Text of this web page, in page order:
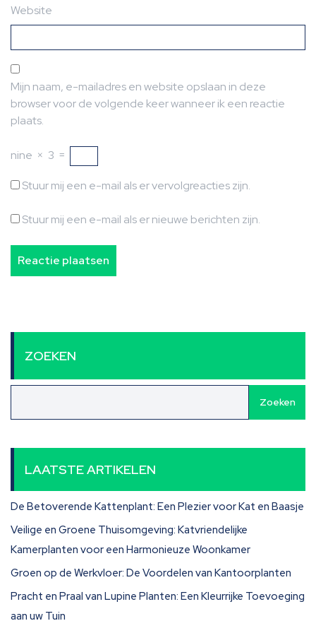
Website
Mijn naam, e-mailadres en website opslaan in deze
browser voor de volgende keer wanneer ik een reactie
plaats.
nine × 3 =
Stuur mij een e-mail als er vervolgreacties zijn.
Stuur mij een e-mail als er nieuwe berichten zijn.
ZOEKEN
Zoeken
LAATSTE ARTIKELEN
De Betoverende Kattenplant: Een Plezier voor Kat en Baasje
Veilige en Groene Thuisomgeving: Katvriendelijke
Kamerplanten voor een Harmonieuze Woonkamer
Groen op de Werkvloer: De Voordelen van Kantoorplanten
Pracht en Praal van Lupine Planten: Een Kleurrijke Toevoeging
aan uw Tuin